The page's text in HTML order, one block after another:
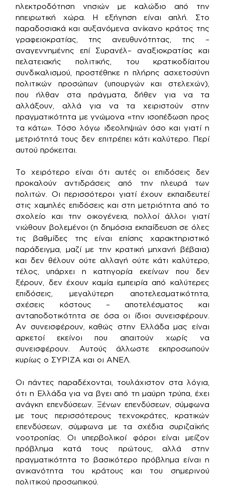
ηλεκτροδότηση νησιών με καλώδιο από την
ηπειρωτική χώρα. Η εξήγηση είναι απλή. Στο
παραδοσιακά και αυξανόμενα ανίκανο κράτος της
γραφειοκρατίας, της ανευθυνότητας, της –
αναγεννημένης επί Συρανέλ– αναξιοκρατίας και
πελατειακής πολιτικής, του κρατικοδίαιτου
συνδικαλισμού, προστέθηκε η πλήρης ασχετοσύνη
πολιτικών προσώπων (υπουργών και στελεχών),
που ήλθαν στα πράγματα, δήθεν για να τα
αλλάξουν, αλλά για να τα χειριστούν στην
πραγματικότητα με γνώμονα «την ισοπέδωση προς
τα κάτω». Τόσο λόγω ιδεοληψιών όσο και γιατί η
μετριότητά τους δεν επιτρέπει κάτι καλύτερο. Περί
αυτού πρόκειται.
Το χειρότερο είναι ότι αυτές οι επιδόσεις δεν
προκαλούν αντιδράσεις από την πλευρά των
πολιτών. Οι περισσότεροι γιατί έχουν εκπαιδευτεί
στις χαμηλές επιδόσεις και στη μετριότητα από το
σχολείο και την οικογένεια, πολλοί άλλοι γιατί
νιώθουν βολεμένοι (η δημόσια εκπαίδευση σε όλες
τις βαθμίδες της είναι επίσης χαρακτηριστικό
παράδειγμα, μαζί με την κρατική μηχανή βέβαια)
και δεν θέλουν ούτε αλλαγή ούτε κάτι καλύτερο,
τέλος, υπάρχει η κατηγορία εκείνων που δεν
ξέρουν, δεν έχουν καμία εμπειρία από καλύτερες
επιδόσεις, μεγαλύτερη αποτελεσματικότητα,
σχέσεις κόστους – αποτελέσματος και
ανταποδοτικότητα σε όσα οι ίδιοι συνεισφέρουν.
Αν συνεισφέρουν, καθώς στην Ελλάδα μας είναι
αρκετοί εκείνοι που απαιτούν χωρίς να
συνεισφέρουν. Αυτούς άλλωστε εκπροσωπούν
κυρίως ο ΣΥΡΙΖΑ και οι ΑΝΕΛ.
Οι πάντες παραδέχονται, τουλάχιστον στα λόγια,
ότι η Ελλάδα για να βγει από τη μαύρη τρύπα, έχει
ανάγκη επενδύσεων. Ξένων επενδύσεων, σύμφωνα
με τους περισσότερους τεχνοκράτες, κρατικών
επενδύσεων, σύμφωνα με τα σχέδια συριζαϊκής
νοοτροπίας. Οι υπερβολικοί φόροι είναι μείζον
πρόβλημα κατά τους πρώτους, αλλά στην
πραγματικότητα το βασικότερο πρόβλημα είναι η
ανικανότητα του κράτους και του σημερινού
πολιτικού προσωπικού.